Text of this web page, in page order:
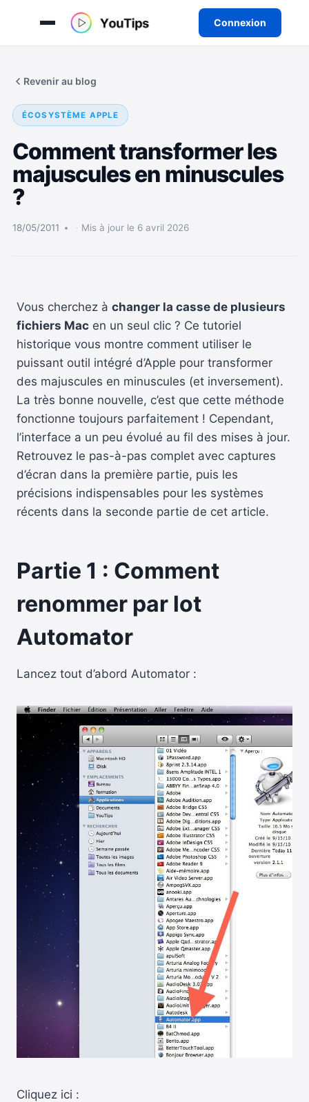
Connexion
Revenir au blog
ÉCOSYSTÈME APPLE
Comment transformer les
majuscules en minuscules
?
18/05/2011 Mis à jour le 6 avril 2026
Vous cherchez à changer la casse de plusieurs
fichiers Mac en un seul clic ? Ce tutoriel
historique vous montre comment utiliser le
puissant outil intégré d’Apple pour transformer
des majuscules en minuscules (et inversement).
La très bonne nouvelle, c’est que cette méthode
fonctionne toujours parfaitement ! Cependant,
l’interface a un peu évolué au fil des mises à jour.
Retrouvez le pas-à-pas complet avec captures
d’écran dans la première partie, puis les
précisions indispensables pour les systèmes
récents dans la seconde partie de cet article.
Partie 1 : Comment
renommer par lot
Automator
Lancez tout d’abord Automator :
Cliquez ici :